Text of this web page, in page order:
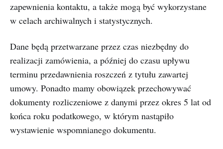
zapewnienia kontaktu, a także mogą być wykorzystane
w celach archiwalnych i statystycznych.
Dane będą przetwarzane przez czas niezbędny do
realizacji zamówienia, a później do czasu upływu
terminu przedawnienia roszczeń z tytułu zawartej
umowy. Ponadto mamy obowiązek przechowywać
dokumenty rozliczeniowe z danymi przez okres 5 lat od
końca roku podatkowego, w którym nastąpiło
wystawienie wspomnianego dokumentu.